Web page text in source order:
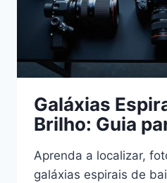
Galáxias
Brilho: Guia
Aprenda a localizar,
galáxias espirais de